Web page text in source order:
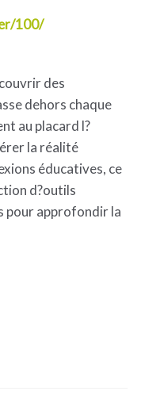
100/
des
dehors chaque
au placard l?
la réalité
éducatives, ce
d?outils
pour approfondir la